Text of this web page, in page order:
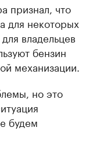
признал, что
для некоторых
владельцев
бензин
механизации.
но это
будем